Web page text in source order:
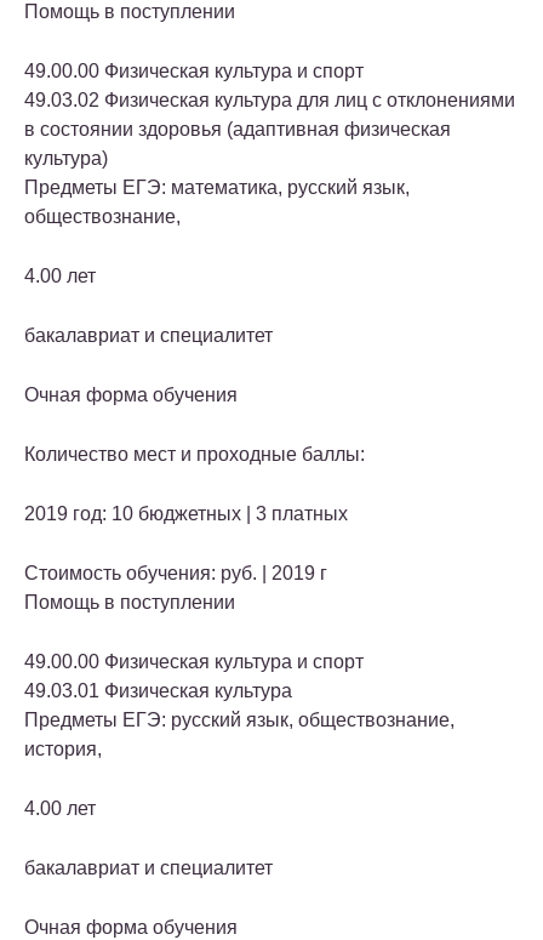
Помощь в поступлении
49.00.00 Физическая культура и спорт
49.03.02 Физическая культура для лиц с отклонениями
в состоянии здоровья (адаптивная физическая
культура)
Предметы ЕГЭ: математика, русский язык,
обществознание,
4.00 лет
бакалавриат и специалитет
Очная форма обучения
Количество мест и проходные баллы:
2019 год: 10 бюджетных | 3 платных
Стоимость обучения: руб. | 2019 г
Помощь в поступлении
49.00.00 Физическая культура и спорт
49.03.01 Физическая культура
Предметы ЕГЭ: русский язык, обществознание,
история,
4.00 лет
бакалавриат и специалитет
Очная форма обучения